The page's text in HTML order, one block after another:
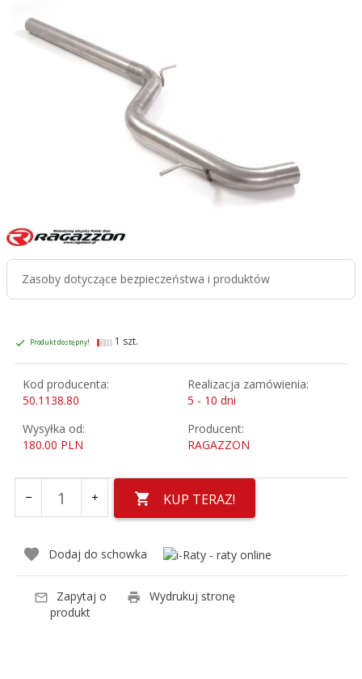
Zasoby dotyczące bezpieczeństwa i produktów
Produkt dostępny! 1 szt.
Kod producenta:
50.1138.80
Realizacja zamówienia:
5 - 10 dni
Wysyłka od:
180.00 PLN
Producent:
RAGAZZON
KUP TERAZ!
Dodaj do schowka
Zapytaj o
produkt
Wydrukuj stronę